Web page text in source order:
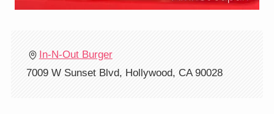
In-N-Out Burger
7009 W Sunset Blvd, Hollywood, CA 90028